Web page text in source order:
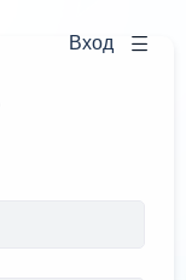
Вход